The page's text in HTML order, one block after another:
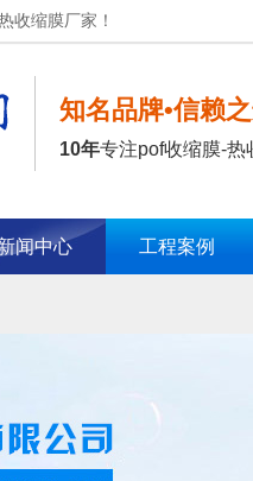
收缩膜厂家！
知名品牌•信赖
10年专注pof收缩膜-热
闻中心 工程案例